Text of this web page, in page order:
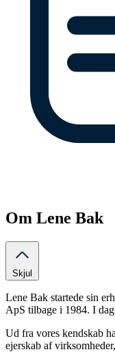
Om Lene Bak
Skjul
Lene Bak startede sin
ApS tilbage i 1984. I
Ud fra vores kendskab
ejerskab af